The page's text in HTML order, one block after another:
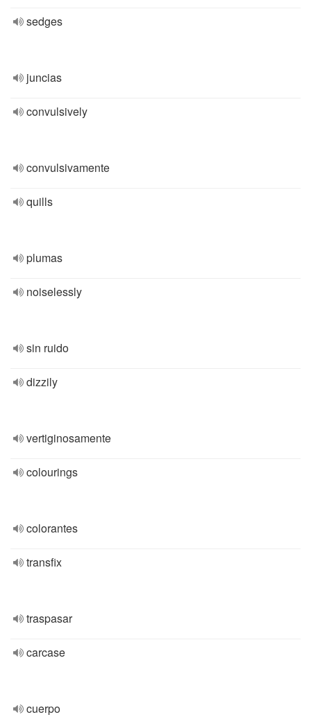
sedges
juncias
convulsively
convulsivamente
quills
plumas
noiselessly
sin ruido
dizzily
vertiginosamente
colourings
colorantes
transfix
traspasar
carcase
cuerpo